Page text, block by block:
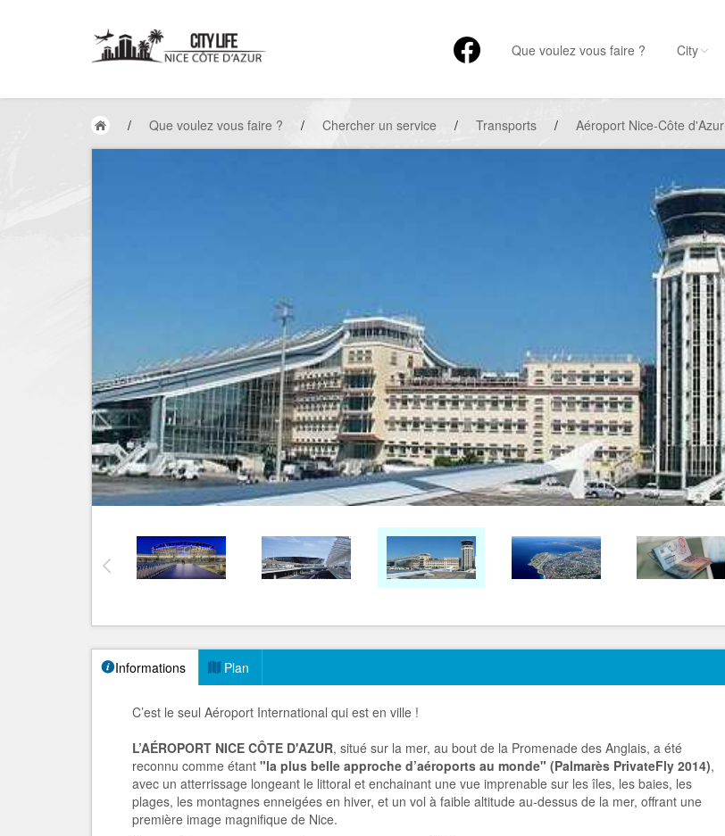
Que voulez vous faire ? City
/ Que voulez vous faire ? / Chercher un service / Transports / Aéroport Nice-Côte d'Azur
Informations Plan
C’est le seul Aéroport International qui est en ville !
L’AÉROPORT NICE CÔTE D'AZUR, situé sur la mer, au bout de la Promenade des Anglais, a été
reconnu comme étant "la plus belle approche d’aéroports au monde" (Palmarès PrivateFly 2014),
avec un atterrissage longeant le littoral et enchainant une vue imprenable sur les îles, les baies, les
plages, les montagnes enneigées en hiver, et un vol à faible altitude au-dessus de la mer, offrant une
première image magnifique de Nice.